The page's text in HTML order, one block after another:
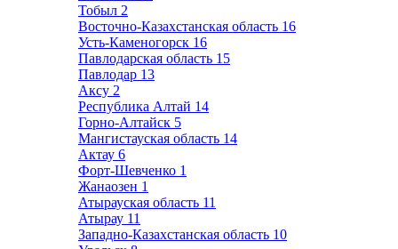
Тобыл 2
Восточно-Казахстанская область 16
Усть-Каменогорск 16
Павлодарская область 15
Павлодар 13
Аксу 2
Республика Алтай 14
Горно-Алтайск 5
Мангистауская область 14
Актау 6
Форт-Шевченко 1
Жанаозен 1
Атырауская область 11
Атырау 11
Западно-Казахстанская область 10